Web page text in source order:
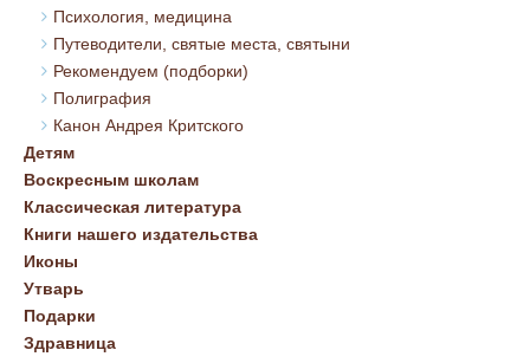
Психология, медицина
Путеводители, святые места, святыни
Рекомендуем (подборки)
Полиграфия
Канон Андрея Критского
Детям
Воскресным школам
Классическая литература
Книги нашего издательства
Иконы
Утварь
Подарки
Здравница